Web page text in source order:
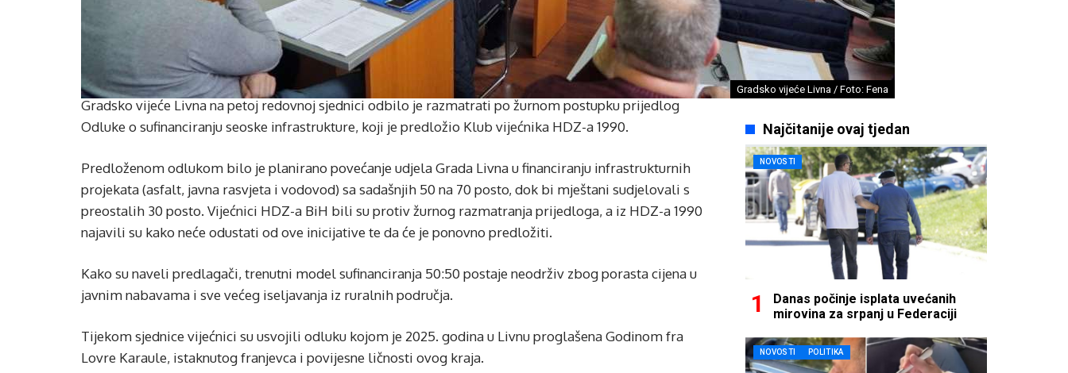
Gradsko vijeće Livna / Foto: Fena
Gradsko vijeće Livna na petoj redovnoj sjednici odbilo je razmatrati po žurnom postupku prijedlog
Odluke o sufinanciranju seoske infrastrukture, koji je predložio Klub vijećnika HDZ-a 1990.
Predloženom odlukom bilo je planirano povećanje udjela Grada Livna u financiranju infrastrukturnih
projekata (asfalt, javna rasvjeta i vodovod) sa sadašnjih 50 na 70 posto, dok bi mještani sudjelovali s
preostalih 30 posto. Vijećnici HDZ-a BiH bili su protiv žurnog razmatranja prijedloga, a iz HDZ-a 1990
najavili su kako neće odustati od ove inicijative te da će je ponovno predložiti.
Kako su naveli predlagači, trenutni model sufinanciranja 50:50 postaje neodrživ zbog porasta cijena u
javnim nabavama i sve većeg iseljavanja iz ruralnih područja.
Tijekom sjednice vijećnici su usvojili odluku kojom je 2025. godina u Livnu proglašena Godinom fra
Lovre Karaule, istaknutog franjevca i povijesne ličnosti ovog kraja.
Najčitanije ovaj tjedan
NOVOSTI
Danas počinje isplata uvećanih
mirovina za srpanj u Federaciji
NOVOSTI POLITIKA